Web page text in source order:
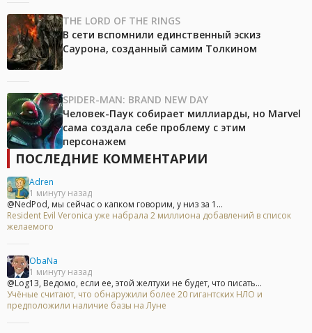
THE LORD OF THE RINGS
В сети вспомнили единственный эскиз
Саурона, созданный самим Толкином
SPIDER-MAN: BRAND NEW DAY
Человек-Паук собирает миллиарды, но Marvel
сама создала себе проблему с этим
персонажем
ПОСЛЕДНИЕ КОММЕНТАРИИ
Adren
1 минуту назад
@NedPod, мы сейчас о капком говорим, у низ за 1...
Resident Evil Veronica уже набрала 2 миллиона добавлений в список
желаемого
ObaNa
1 минуту назад
@Log13, Ведомо, если ее, этой желтухи не будет, что писать...
Учёные считают, что обнаружили более 20 гигантских НЛО и
предположили наличие базы на Луне